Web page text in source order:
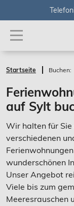
Startseite Buchen:
auf Sylt
Wir halten für Sie
verschiedenen
wunderschönen
Unser Angebot
Viele bis zum
Meeresrauschen